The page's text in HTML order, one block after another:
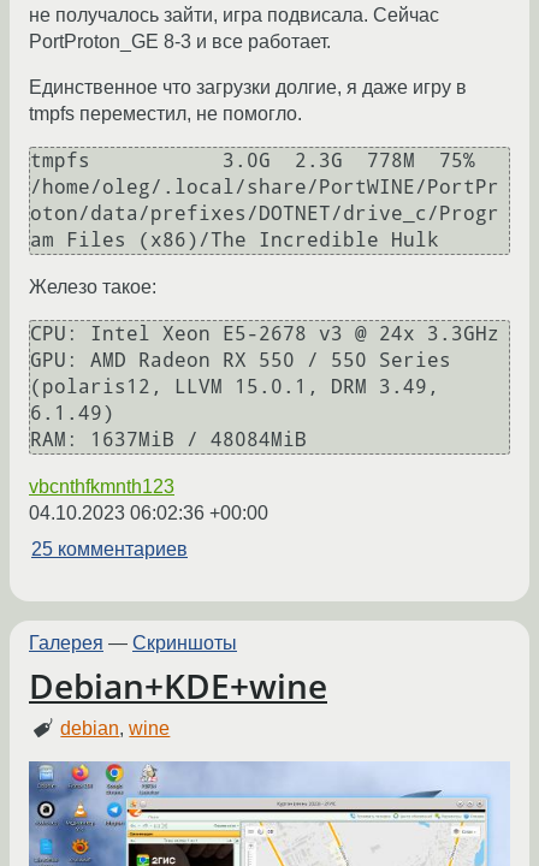
не получалось зайти, игра подвисала. Сейчас
PortProton_GE 8-3 и все работает.
Единственное что загрузки долгие, я даже игру в
tmpfs переместил, не помогло.
tmpfs           3.0G  2.3G  778M  75%
/home/oleg/.local/share/PortWINE/PortPr
oton/data/prefixes/DOTNET/drive_c/Progr
Железо такое:
CPU: Intel Xeon E5-2678 v3 @ 24x 3.3GHz
GPU: AMD Radeon RX 550 / 550 Series
(polaris12, LLVM 15.0.1, DRM 3.49,
6.1.49)
RAM: 1637MiB / 48084MiB
vbcnthfkmnth123
04.10.2023 06:02:36 +00:00
25 комментариев
Галерея — Скриншоты
Debian+KDE+wine
debian,wine